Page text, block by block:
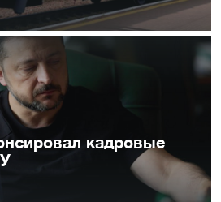
кадровые